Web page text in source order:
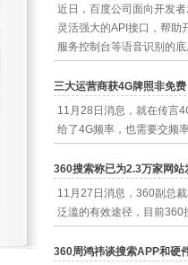
近日，百度公司面向开发
灵活强大的API接口，帮助
服务控制台等语音识别的
三大运营商获4G牌照非免
11月28日消息，就在传言
给了4G频率，也需要交频
360搜索称已为2.3万家网站
11月27日消息，360副总
泛滥的有效途径，目前360
360周鸿祎谈搜索APP和硬